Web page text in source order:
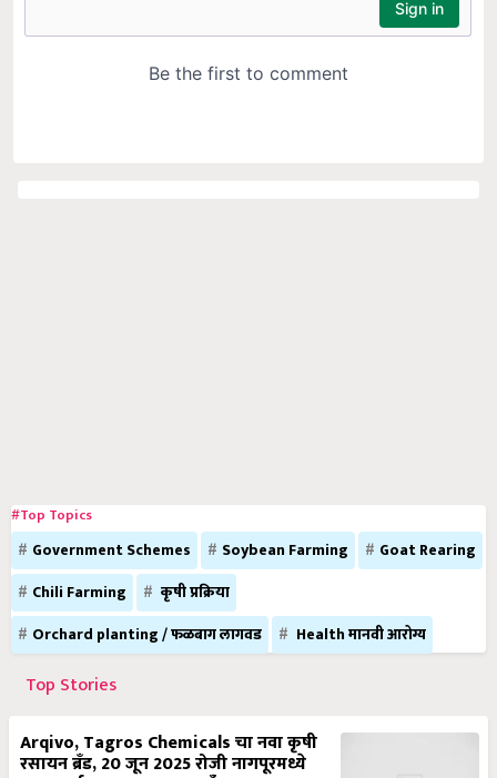
#Top Topics
Government Schemes Soybean Farming
Goat Rearing
Chili Farming
कृषी प्रक्रिया
Orchard planting / फळबाग लागवड
Health मानवी आरोग्य
Top Stories
Arqivo, Tagros Chemicals चा नवा कृषी
रसायन ब्रँड, 20 जून 2025 रोजी नागपूरमध्ये